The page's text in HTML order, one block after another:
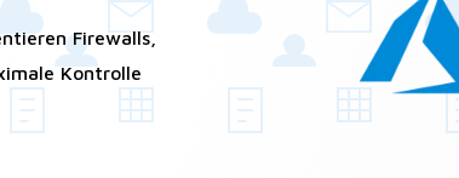
Firewalls,
Kontrolle